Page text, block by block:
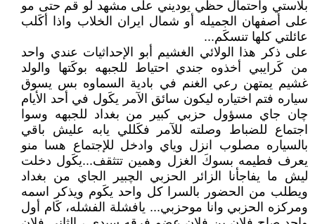
بلاستي واحتمال حظي يوديني على مشهد لو قم حتى مو
على أصفهان الجميله أو شمال ايران الخلاب واذا أكَلب
عائلتي كلها تنسكَم...
على ذكر هذا الولائي الغشيم أبو الإحداثيات عندي واحد
من كَرايبي أخذوه جندي احتياط للجبهه بوكَتها والولد
غشيم يمتهن رعي الغنم في بادية السماوه بس يسوق
سياره فتم اختياره ليكون سائق الآمر يكَول في أحد الأيام
چان جاي مسؤول حزبي كبير من بغداد للجبهه وسوا
اجتماع للضباط وصلته للآمر فكَللي يابه عليش باقي
بالسياره مصلوب انزل وياي وادخل للإجتماع هسا منو
يعرف فطيمه بسوكَ الغزل وهمين تتثقف...يكَول دخلت
ليش ما يفاجأنا الزائر الحزبي الچبير الجاي من بغداد
ويطلب من الحضور بالسرا كل واحد يكَوم ويذكر اسمه
ومركزه الحزبي وانا موحزبي... يافشلة الفشله، كَام أول